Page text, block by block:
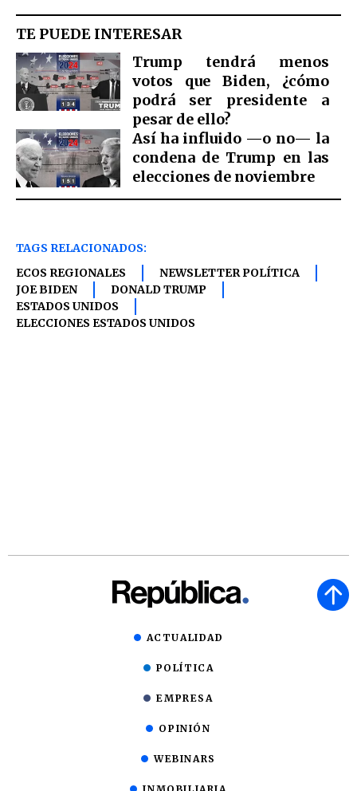
TE PUEDE INTERESAR
Trump tendrá menos
votos que Biden, ¿cómo
podrá ser presidente a
pesar de ello?
Así ha influido —o no— la
condena de Trump en las
elecciones de noviembre
TAGS RELACIONADOS:
ECOS REGIONALES
NEWSLETTER POLÍTICA
JOE BIDEN
DONALD TRUMP
ESTADOS UNIDOS
ELECCIONES ESTADOS UNIDOS
ACTUALIDAD
POLÍTICA
EMPRESA
OPINIÓN
WEBINARS